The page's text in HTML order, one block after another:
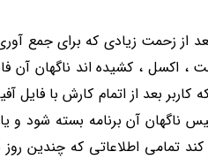
از زحمت زیادی که برای جمع
، اکسل ، کشیده اند ناگهان آن
ناگهان آن برنامه بسته
تمامی اطلاعاتی که چندین روز